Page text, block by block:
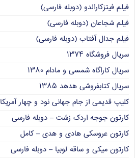
فیلم فیتزکارالدو (دوبله فارسی)
فیلم شجاعان (دوبله فارسی)
فیلم جدال آفتاب (دوبله فارسی)
سریال فروشگاه ۱۳۷۴
سریال کاراگاه شمسی و مادام ۱۳۸۰
سریال کتابفروشی هدهد ۱۳۸۵
کلیپ قدیمی از جام جهانی نود و چهار آمریکا
کارتون جوجه اردک زشت – دوبله فارسی
کارتون عروسکی هادی و هدی – کامل
کارتون میکی و ساقه لوبیا – دوبله فارسی